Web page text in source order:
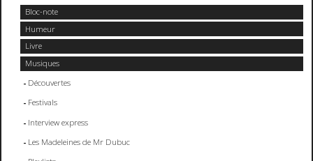
Bloc-note
Humeur
Livre
Musiques
Découvertes
Festivals
Interview express
Les Madeleines de Mr Dubuc